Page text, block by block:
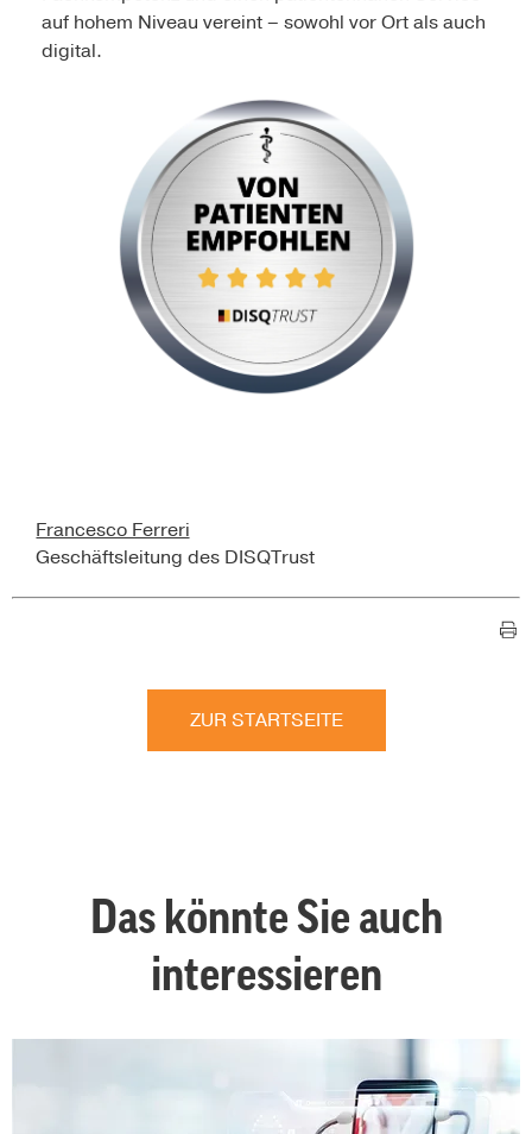
auf hohem Niveau vereint – sowohl vor Ort als auch
digital.
Francesco Ferreri
Geschäftsleitung des DISQTrust
ZUR STARTSEITE
Das könnte Sie auch
interessieren